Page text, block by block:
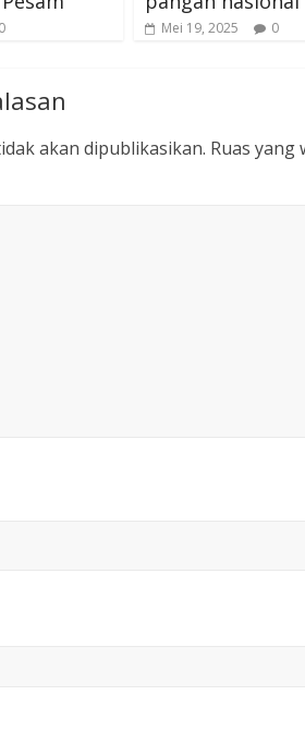
0 Mei 19, 2025 0
akan dipublikasikan. Ruas yang